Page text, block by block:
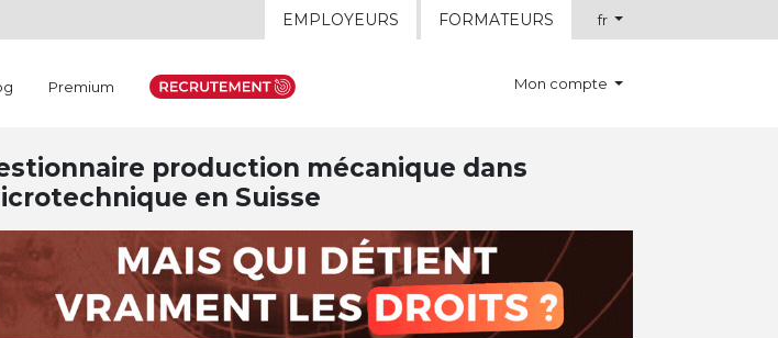
EMPLOYEURS FORMATEURS fr
Premium Mon compte
production mécanique dans
en Suisse